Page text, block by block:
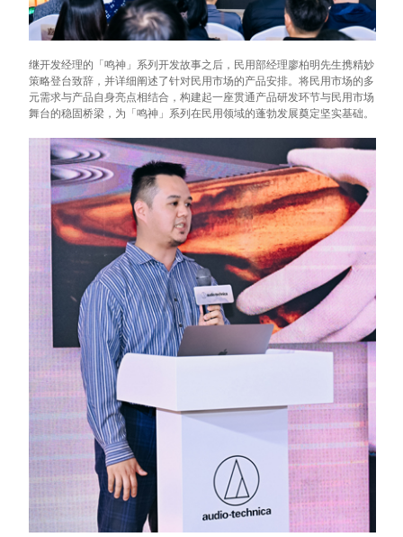
继开发经理的「鸣神」系列开发故事之后，民用部经理廖柏明先生携精妙
策略登台致辞，并详细阐述了针对民用市场的产品安排。将民用市场的多
元需求与产品自身亮点相结合，构建起一座贯通产品研发环节与民用市场
舞台的稳固桥梁，为「鸣神」系列在民用领域的蓬勃发展奠定坚实基础。